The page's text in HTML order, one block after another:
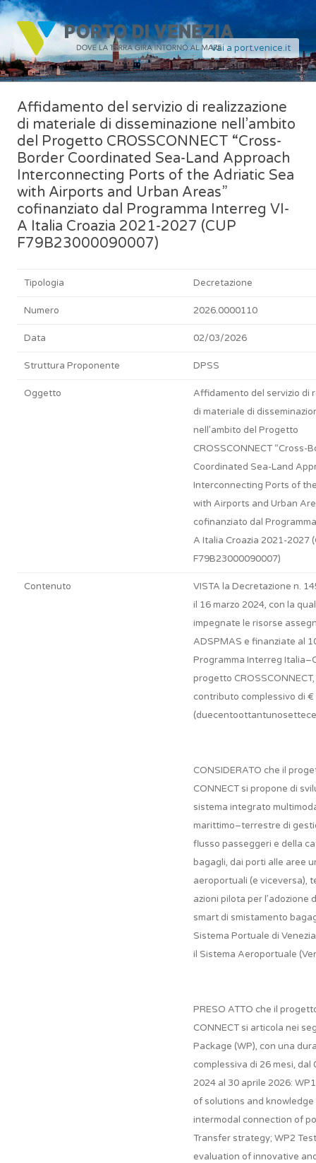
Vai a port.venice.it
Affidamento del servizio di realizzazione
di materiale di disseminazione nell’ambito
del Progetto CROSSCONNECT “Cross-
Border Coordinated Sea-Land Approach
Interconnecting Ports of the Adriatic Sea
with Airports and Urban Areas”
cofinanziato dal Programma Interreg VI-
A Italia Croazia 2021-2027 (CUP
F79B23000090007)
Tipologia Decretazione
Numero 2026.0000110
Data 02/03/2026
Struttura Proponente DPSS
Oggetto
Affidamento del servizio di
di materiale di
nell’ambito del Progetto
CROSSCONNECT “Cross-
Coordinated Sea-Land
Interconnecting Ports of
with Airports and Urban
cofinanziato dal
A Italia Croazia 2021-2027
F79B23000090007)
Contenuto
VISTA la Decretazione n.
il 16 marzo 2024, con la
impegnate le risorse
ADSPMAS e finanziate al
Programma Interreg
progetto
contributo complessivo di
CONSIDERATO che il
CONNECT si propone di
sistema integrato
marittimo–terrestre di
flusso passeggeri e della
bagagli, dai porti alle aree
aeroportuali (e viceversa),
azioni pilota per l’adozione
smart di smistamento
Sistema Portuale di
il Sistema Aeroportuale
PRESO ATTO che il
CONNECT si articola nei
Package (WP), con una
complessiva di 26 mesi, dal
2024 al 30 aprile 2026:
of solutions and knowledge
intermodal connection of
Transfer strategy; WP2
evaluation of innovative